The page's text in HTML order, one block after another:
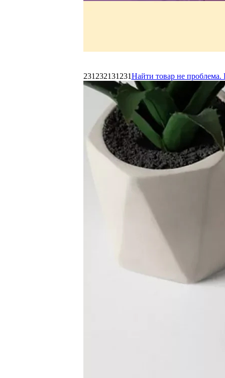
231232131231Найти товар не проблема.